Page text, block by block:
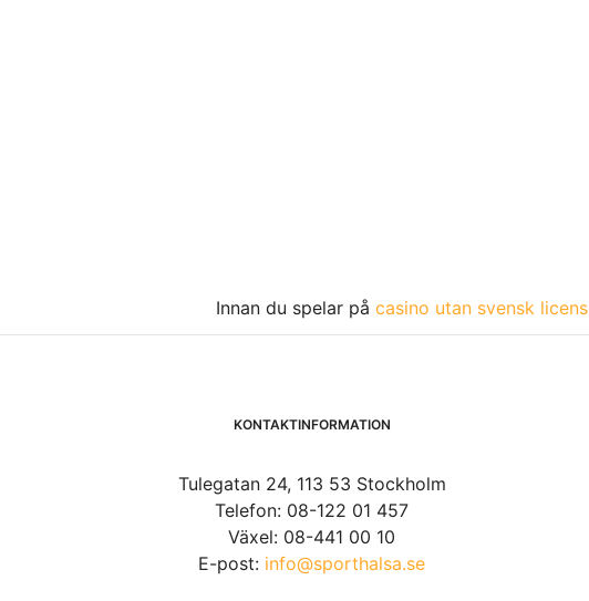
Innan du spelar på casino utan svensk licens
KONTAKTINFORMATION
Tulegatan 24, 113 53 Stockholm
Telefon: 08-122 01 457
Växel: 08-441 00 10
E-post: info@sporthalsa.se